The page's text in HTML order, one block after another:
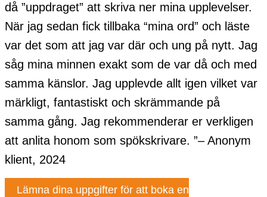
då ”uppdraget” att skriva ner mina upplevelser.
När jag sedan fick tillbaka “mina ord” och läste
var det som att jag var där och ung på nytt. Jag
såg mina minnen exakt som de var då och med
samma känslor. Jag upplevde allt igen vilket var
märkligt, fantastiskt och skrämmande på
samma gång. Jag rekommenderar er verkligen
att anlita honom som spökskrivare. ”– Anonym
klient, 2024
Lämna dina uppgifter för att boka en